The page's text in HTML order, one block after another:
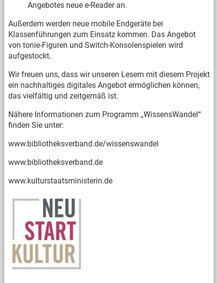
Angebotes neue e-Reader an.
Außerdem werden neue mobile Endgeräte bei
Klassenführungen zum Einsatz kommen. Das Angebot
von tonie-Figuren und Switch-Konsolenspielen wird
aufgestockt.
Wir freuen uns, dass wir unseren Lesern mit diesem Projekt
ein nachhaltiges digitales Angebot ermöglichen können,
das vielfältig und zeitgemäß ist.
Nähere Informationen zum Programm „WissensWandel“
finden Sie unter:
www.bibliotheksverband.de/wissenswandel
www.bibliotheksverband.de
www.kulturstaatsministerin.de